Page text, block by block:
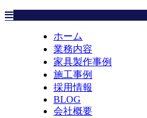
ホーム
業務内容
家具製作事例
施工事例
採用情報
BLOG
会社概要